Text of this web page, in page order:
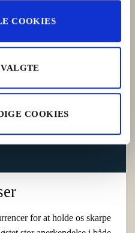
COOKIES
COOKIES
for at holde os skarpe